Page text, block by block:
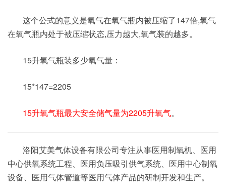
这个公式的意义是氧气在氧气瓶内被压缩了147倍,氧气
在氧气瓶内处于被压缩状态,压力越大,氧气装的越多。
15升氧气瓶装多少氧气量：
15*147=2205
15升氧气瓶最大安全储气量为2205升氧气。
洛阳艾美气体设备有限公司专注从事医用制氧机、医用
中心供氧系统工程、医用负压吸引供气系统、医用中心制氧
设备、医用气体管道等医用气体产品的研制开发和生产。